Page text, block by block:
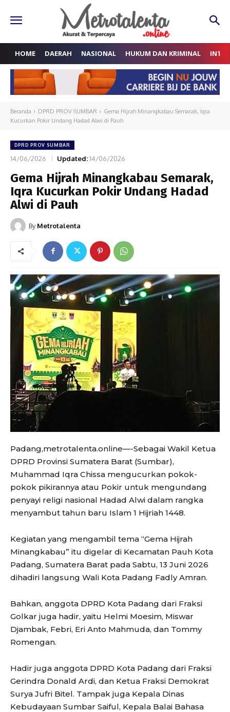
HOME DAERAH NASIONAL HUKUM DAN KRIMINAL
Beranda DPRD PROV SUMBAR
Gema Hijrah Minangkabau Semarak, Iqra
Kucurkan Pokir Undang Hadad Alwi di Pauh
DPRD PROV SUMBAR
14/06/2026 Updated:14/06/2026
Gema Hijrah Minangkabau Semarak,
Iqra Kucurkan Pokir Undang Hadad
Alwi di Pauh
By Metrotalenta
Padang,metrotalenta.online—-Sebagai Wakil Ketua
DPRD Provinsi Sumatera Barat (Sumbar),
Muhammad Iqra Chissa mengucurkan pokok-
pokok pikirannya atau Pokir untuk mengundang
penyayi religi nasional Hadad Alwi dalam rangka
menyambut tahun baru Islam 1 Hijriah 1448.
Kegiatan yang mengambil tema “Gema Hijrah
Minangkabau” itu digelar di Kecamatan Pauh Kota
Padang, Sumatera Barat pada Sabtu, 13 Juni 2026
dihadiri langsung Wali Kota Padang Fadly Amran.
Bahkan, anggota DPRD Kota Padang dari Fraksi
Golkar juga hadir, yaitu Helmi Moesim, Miswar
Djambak, Febri, Eri Anto Mahmuda, dan Tommy
Romengan.
Hadir juga anggota DPRD Kota Padang dari Fraksi
Gerindra Donald Ardi, dan Ketua Fraksi Demokrat
Surya Jufri Bitel. Tampak juga Kepala Dinas
Kebudayaan Sumbar Saiful, Kepala Balai Bahasa